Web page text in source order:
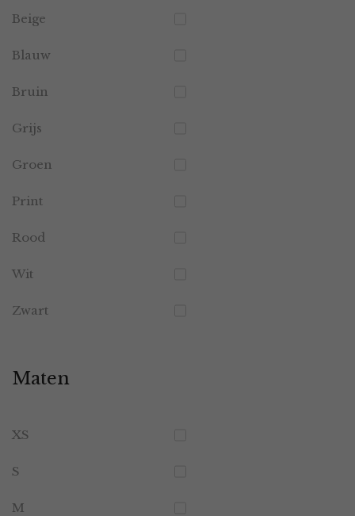
Beige
Blauw
Bruin
Grijs
Groen
Print
Rood
Wit
Zwart
Maten
XS
S
M